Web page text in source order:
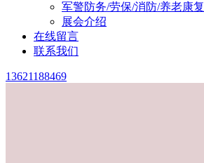
军警防务/劳保/消防/养老康复
展会介绍
在线留言
联系我们
13621188469